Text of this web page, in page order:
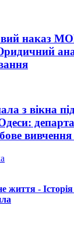
наказ
з вікна
життя -